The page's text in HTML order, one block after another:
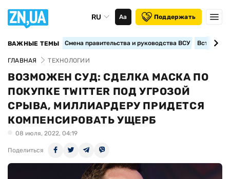
RU Аа Поддержать
ВАЖНЫЕ ТЕМЫ Смена правительства и руководства ВСУ
ГЛАВНАЯ ТЕХНОЛОГИИ
ВОЗМОЖЕН СУД: СДЕЛКА МАСКА ПО
ПОКУПКЕ TWITTER ПОД УГРОЗОЙ
СРЫВА, МИЛЛИАРДЕРУ ПРИДЕТСЯ
КОМПЕНСИРОВАТЬ УЩЕРБ
08 июля, 2022, 04:19
Поделиться